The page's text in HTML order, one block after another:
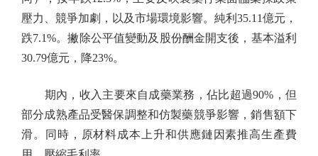
壓力、競爭加劇，以及市場環境影響。純利35.11億元，
跌7.1%。撇除公平值變動及股份酬金開支後，基本溢利
30.79億元，降23%。
期內，收入主要來自成藥業務，佔比超過90%，但
部分成熟產品受醫保調整和仿製藥競爭影響，銷售額下
滑。同時，原材料成本上升和供應鏈因素推高生產費